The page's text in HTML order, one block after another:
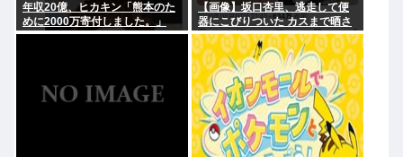
年収20億、ヒカキン「熊本のた
めに2000万寄付しました。」
【画像】坂口杏里、逃走して便
器にこびりついた カスまで晒さ
れるwww